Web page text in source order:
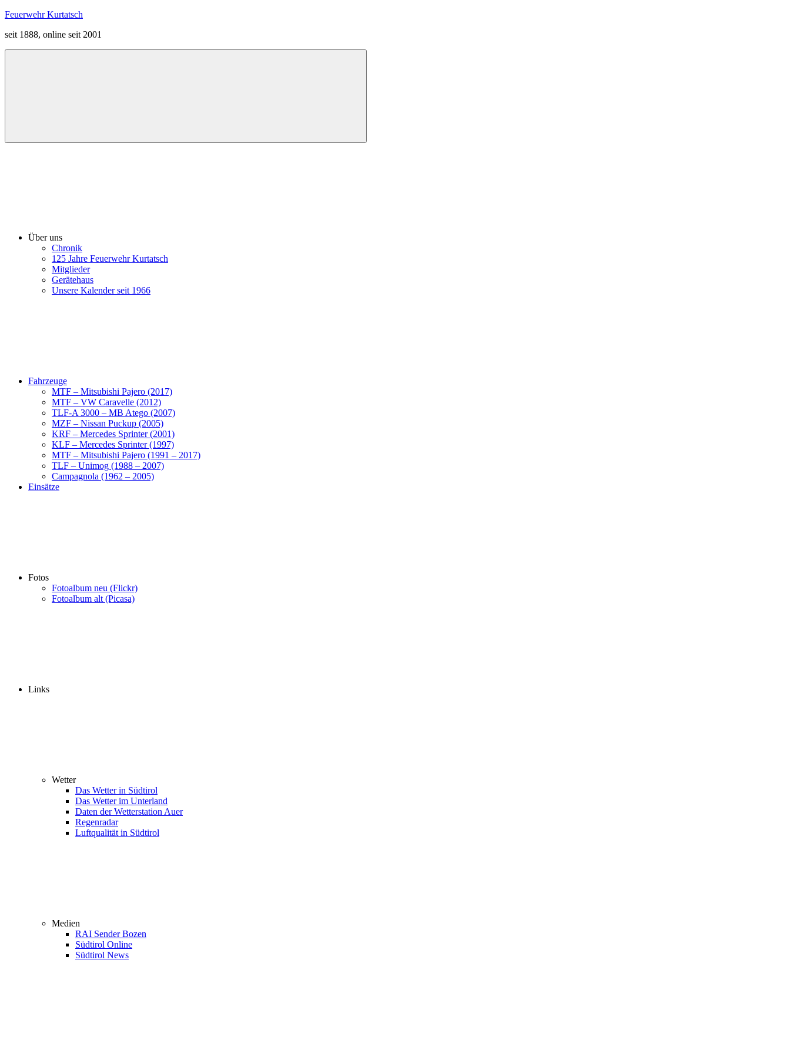
Zum
springen
Feuerwehr Kurtatsch
seit 1888, online seit 2001
Menü
Über uns
Chronik
125 Jahre Feuerwehr Kurtatsch
Mitglieder
Gerätehaus
Unsere Kalender seit 1966
Fahrzeuge
MTF – Mitsubishi Pajero (2017)
MTF – VW Caravelle (2012)
TLF-A 3000 – MB Atego (2007)
MZF – Nissan Puckup (2005)
KRF – Mercedes Sprinter (2001)
KLF – Mercedes Sprinter (1997)
MTF – Mitsubishi Pajero (1991 – 2017)
TLF – Unimog (1988 – 2007)
Campagnola (1962 – 2005)
Einsätze
Fotos
Fotoalbum neu (Flickr)
Fotoalbum alt (Picasa)
Links
Wetter
Das Wetter in Südtirol
Das Wetter im Unterland
Daten der Wetterstation Auer
Regenradar
Luftqualität in Südtirol
Medien
RAI Sender Bozen
Südtirol Online
Südtirol News